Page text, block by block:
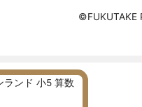
©FUKUTAKE